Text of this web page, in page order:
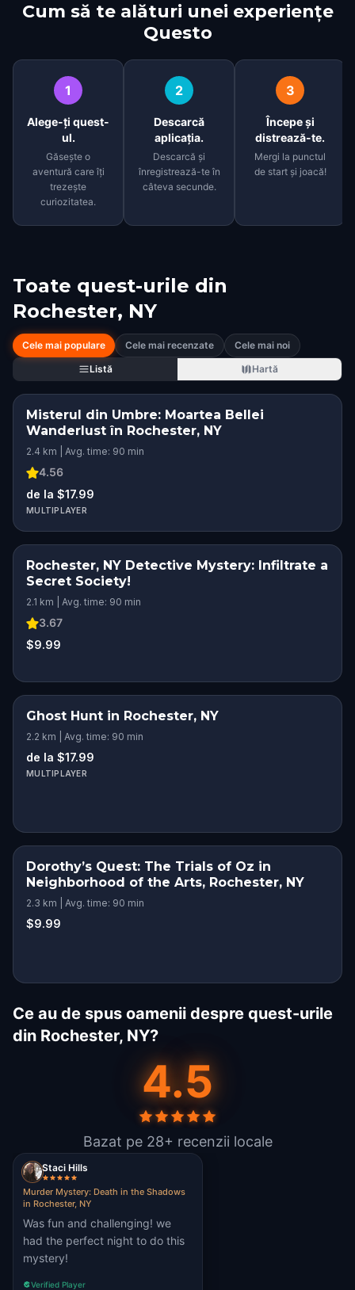
Cum să te alături unei experiențe
Questo
1
Alege-ți quest-
ul.
Găsește o
aventură care îți
trezește
curiozitatea.
2
Descarcă
aplicația.
Descarcă și
înregistrează-te în
câteva secunde.
3
Începe și
distrează-te.
Mergi la punctul
de start și joacă!
Toate quest-urile din
Rochester, NY
Cele mai populare Cele mai recenzate
Cele mai noi
Listă
Hartă
Misterul din Umbre: Moartea Bellei
Wanderlust în Rochester, NY
2.4 km | Avg. time: 90 min
4.56
de la $17.99
MULTIPLAYER
Rochester, NY Detective Mystery: Infiltrate a
Secret Society!
2.1 km | Avg. time: 90 min
3.67
$9.99
Ghost Hunt in Rochester, NY
2.2 km | Avg. time: 90 min
de la $17.99
MULTIPLAYER
Dorothy’s Quest: The Trials of Oz in
Neighborhood of the Arts, Rochester, NY
2.3 km | Avg. time: 90 min
$9.99
Ce au de spus oamenii despre quest-urile
din Rochester, NY?
4.5
Bazat pe 28+ recenzii locale
Staci Hills
Murder Mystery: Death in the Shadows
in Rochester, NY
Was fun and challenging! we
had the perfect night to do this
mystery!
Verified Player